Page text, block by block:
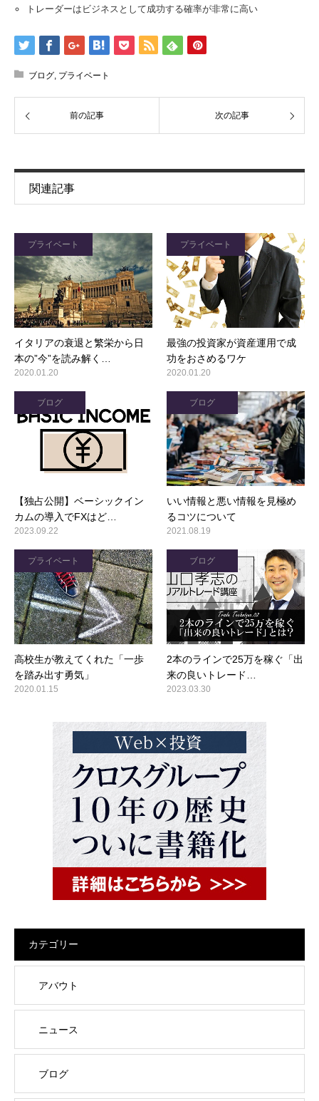
トレーダーはビジネスとして成功する確率が非常に高い
ブログ プライベート
前の記事 次の記事
関連記事
イタリアの衰退と繁栄から日
本の”今”を読み解く…
2020.01.20
プライベート
最強の投資家が資産運用で成
功をおさめるワケ
2020.01.20
プライベート
【独占公開】ベーシックイン
カムの導入でFXはど…
2023.09.22
ブログ
いい情報と悪い情報を見極め
るコツについて
2021.08.19
ブログ
高校生が教えてくれた「一歩
を踏み出す勇気」
2020.01.15
プライベート
2本のラインで25万を稼ぐ「出
来の良いトレード…
2023.03.30
ブログ
カテゴリー
アバウト
ニュース
ブログ